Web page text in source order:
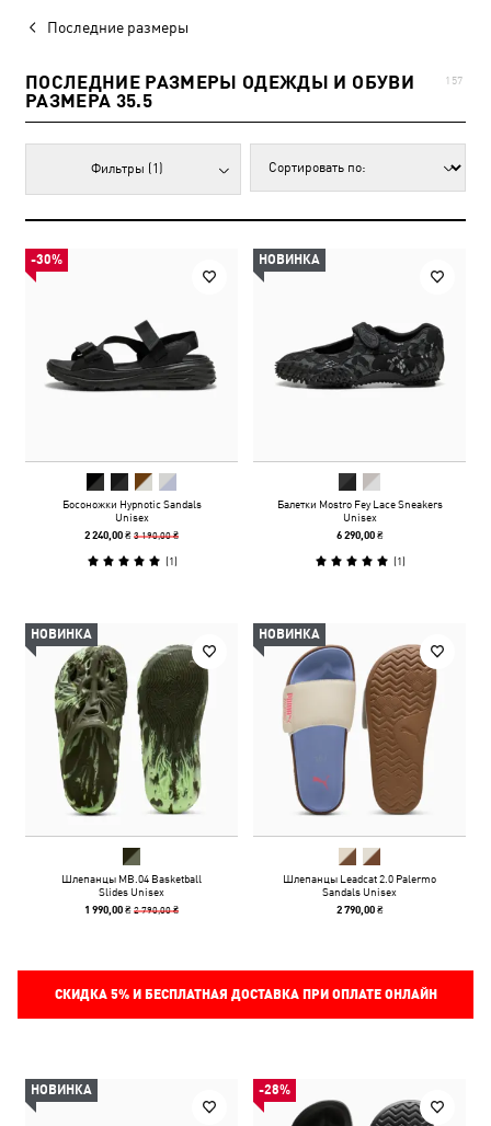
Последние размеры
ПОСЛЕДНИЕ РАЗМЕРЫ ОДЕЖДЫ И ОБУВИ
РАЗМЕРА 35.5
157
Фильтры (1)
-30%
Босоножки Hypnotic Sandals
Unisex
2 240,00 ₴3 190,00 ₴
(1)
НОВИНКА
Балетки Mostro Fey Lace Sneakers
Unisex
6 290,00 ₴
(1)
НОВИНКА
Шлепанцы MB.04 Basketball
Slides Unisex
1 990,00 ₴2 790,00 ₴
НОВИНКА
Шлепанцы Leadcat 2.0 Palermo
Sandals Unisex
2 790,00 ₴
СКИДКА 5%И БЕСПЛАТНАЯ ДОСТАВКА ПРИ ОПЛАТЕ ОНЛАЙН
НОВИНКА -28%